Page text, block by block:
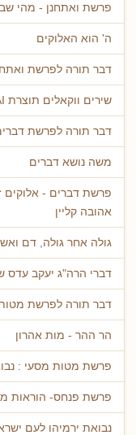
פרשת ואתחנן - מהי
ה' הוא האלוקים
דבר תורה לפרשת
שירים ווקאלים תוצרת AI
דבר תורה לפרשת
משה נושא דברים
פרשת דברים - אלוקים
אהובה קליין
גולה אחר גולה, דם
דברי הרה"ג יעקב
דבר תורה לפרשת
הר ההר - מות אהרון
פרשת מטות מסעי :
פרשת פנחס- הוראות
נבואת ירמיהו לעם